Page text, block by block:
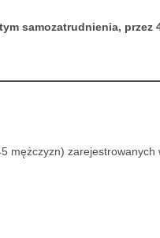
samozatrudnienia, przez
mężczyzn)